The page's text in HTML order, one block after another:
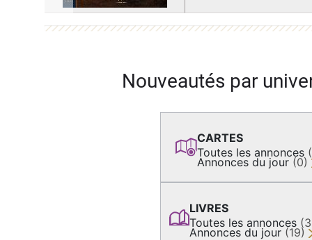
Nouveautés par
CARTES
Toutes les annonces
Annonces du jour (0)
LIVRES
Toutes les annonces
Annonces du jour (19)